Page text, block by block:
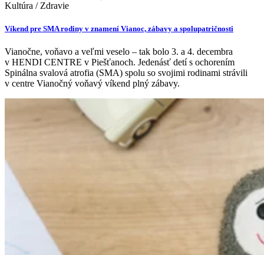
Kultúra / Zdravie
Víkend pre SMA rodiny v znamení Vianoc, zábavy a spolupatričnosti
Vianočne, voňavo a veľmi veselo – tak bolo 3. a 4. decembra
v HENDI CENTRE v Piešťanoch. Jedenásť detí s ochorením
Spinálna svalová atrofia (SMA) spolu so svojimi rodinami strávili
v centre Vianočný voňavý víkend plný zábavy.